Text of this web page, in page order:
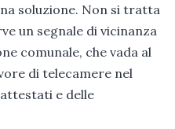
soluzione. Non si tratta
un segnale di vicinanza
comunale, che vada al
di telecamere nel
e delle